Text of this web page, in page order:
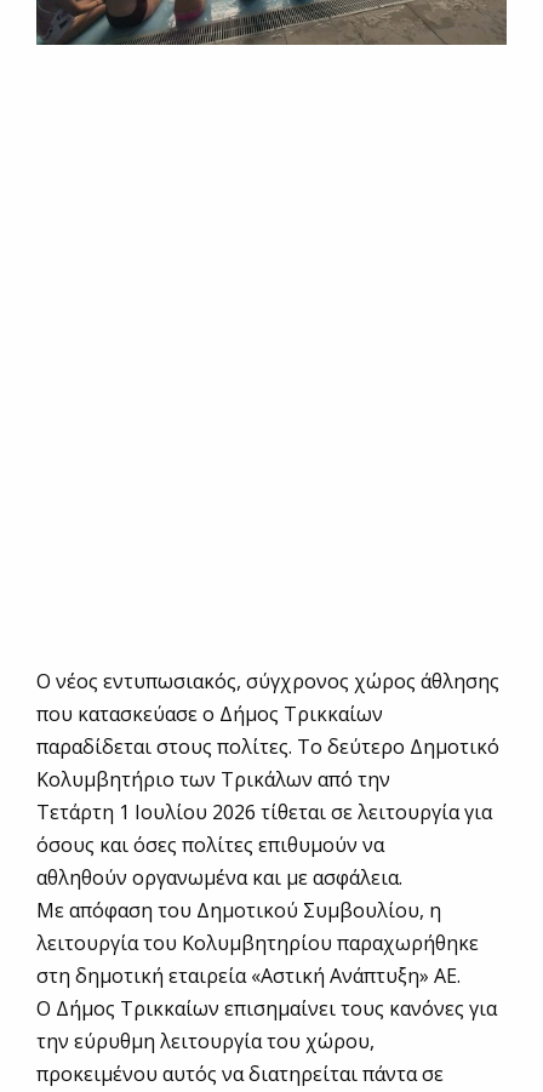
Ο νέος εντυπωσιακός, σύγχρονος χώρος άθλησης
που κατασκεύασε ο Δήμος Τρικκαίων
παραδίδεται στους πολίτες. Το δεύτερο Δημοτικό
Κολυμβητήριο των Τρικάλων από την
Τετάρτη 1 Ιουλίου 2026 τίθεται σε λειτουργία για
όσους και όσες πολίτες επιθυμούν να
αθληθούν οργανωμένα και με ασφάλεια.
Με απόφαση του Δημοτικού Συμβουλίου, η
λειτουργία του Κολυμβητηρίου παραχωρήθηκε
στη δημοτική εταιρεία «Αστική Ανάπτυξη» ΑΕ.
Ο Δήμος Τρικκαίων επισημαίνει τους κανόνες για
την εύρυθμη λειτουργία του χώρου,
προκειμένου αυτός να διατηρείται πάντα σε